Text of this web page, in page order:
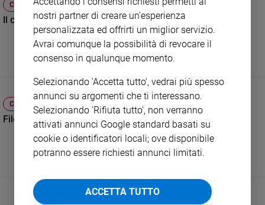
e
giovani
Vai
Riflessioni
Video
CRONACA
Il caldo, killer silenzioso dei lavoratori
CINEMA, TV E STREAMING
Filomena e i mostri dell’acido che continuano a colpire
nostri partner di creare un'esperienza
personalizzata ed offrirti un miglior servizio.
Avrai comunque la possibilità di revocare il
consenso in qualunque momento.
Selezionando 'Accetta tutto', vedrai più spesso
annunci su argomenti che ti interessano.
Selezionando 'Rifiuta tutto', non verranno
attivati annunci Google standard basati su
cookie o identificatori locali; ove disponibile
potranno essere richiesti annunci limitati.
ACCETTA TUTTO